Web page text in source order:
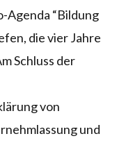
Agenda “Bildung
die vier Jahre
Schluss der
von
und